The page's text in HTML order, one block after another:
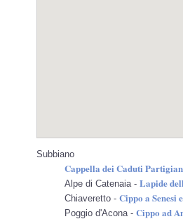
Subbiano
Cappella dei Caduti
Alpe di Catenaia - Lapide
Chiaveretto - Cippo a Senesi
Poggio d'Acona - Cippo ad